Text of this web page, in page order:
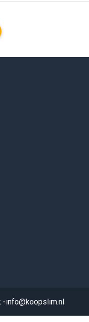
-info@koopslim.nl